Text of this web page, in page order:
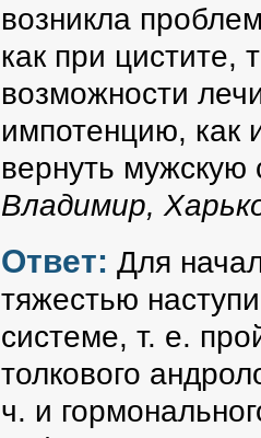
возникла
как при цистите,
возможности
импотенцию, как
вернуть мужскую
Владимир,
Ответ: Для
тяжестью
системе, т. е.
толкового
ч. и